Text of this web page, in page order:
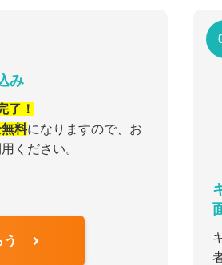
み
了！
料になりますので、お
ください。